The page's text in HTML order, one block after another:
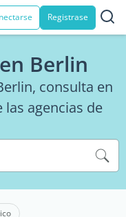
Registrase
Berlin
consulta en
agencias de